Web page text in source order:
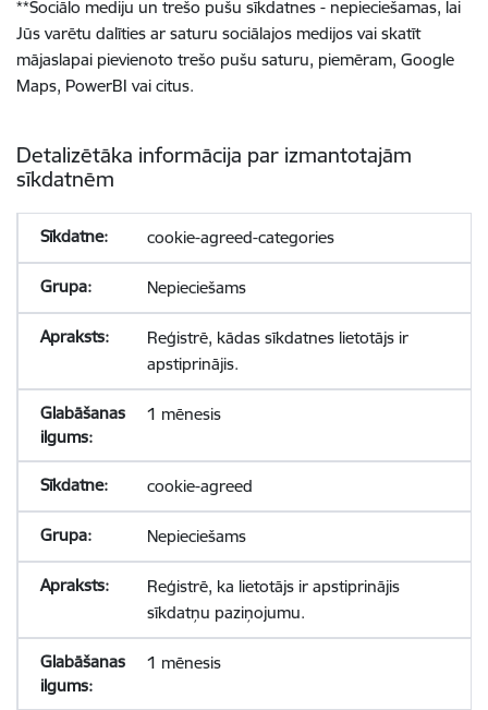
**Sociālo mediju un trešo pušu sīkdatnes - nepieciešamas, lai
Jūs varētu dalīties ar saturu sociālajos medijos vai skatīt
mājaslapai pievienoto trešo pušu saturu, piemēram, Google
Maps, PowerBI vai citus.
Detalizētāka informācija par izmantotajām
sīkdatnēm
cookie-agreed-categories
Nepieciešams
Reģistrē, kādas sīkdatnes lietotājs ir
apstiprinājis.
1 mēnesis
cookie-agreed
Nepieciešams
Reģistrē, ka lietotājs ir apstiprinājis
sīkdatņu paziņojumu.
1 mēnesis